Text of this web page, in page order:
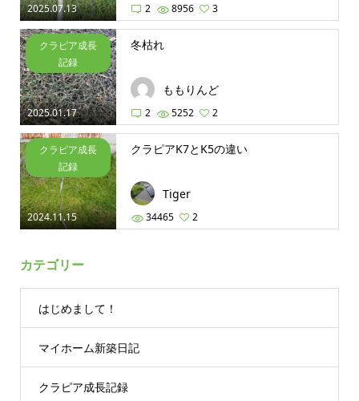
2025.07.13 2 8956 3
2025.01.17
クラピア成長
記録
冬枯れ
ももりんど
2 5252 2
2024.11.15
クラピア成長
記録
クラピアK7とK5の違い
Tiger
34465 2
カテゴリー
はじめまして！
マイホーム新築日記
クラピア成長記録